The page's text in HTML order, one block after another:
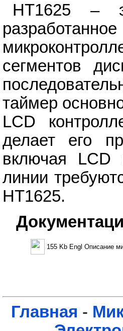
HT1625 –
сегментов
таймер
LCD
делает его
включая LCD
линии
HT1625.
155 Kb Engl Описание
Главная -